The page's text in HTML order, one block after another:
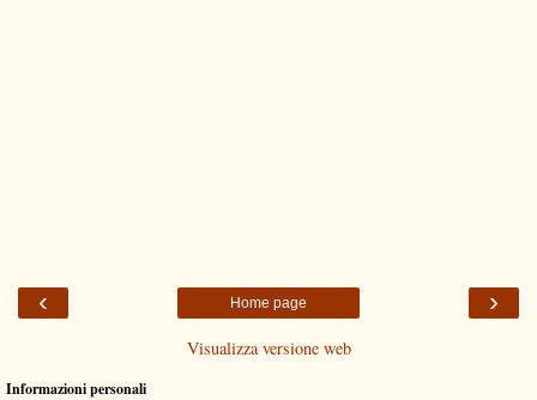
‹ ›
Home page
Visualizza versione web
Informazioni personali